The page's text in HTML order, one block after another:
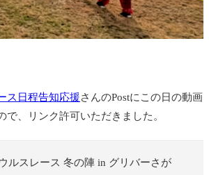
ス日程告知応援さんのPostにこの日の動画
で、リンク許可いただきました。
ルスレース 冬の陣 in グリバーさが